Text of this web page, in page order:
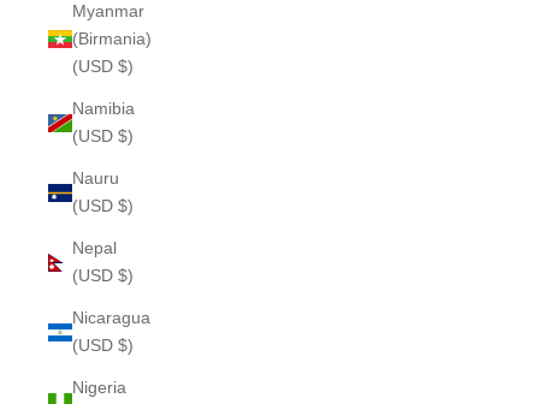
Myanmar
(Birmania)
(USD $)
Namibia
(USD $)
Nauru
(USD $)
Nepal
(USD $)
Nicaragua
(USD $)
Nigeria